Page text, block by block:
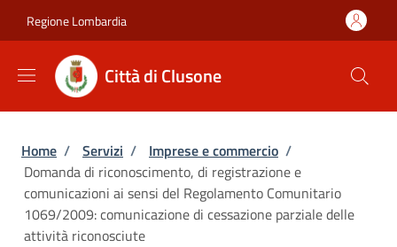
Regione Lombardia
Città di Clusone
Briciole di pane
Home / Servizi / Imprese e commercio /
Domanda di riconoscimento, di registrazione e
comunicazioni ai sensi del Regolamento Comunitario
1069/2009: comunicazione di cessazione parziale delle
attività riconosciute